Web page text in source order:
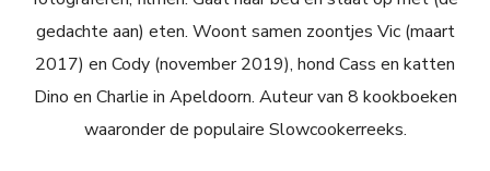
gedachte aan) eten. Woont samen zoontjes Vic (maart
2017) en Cody (november 2019), hond Cass en katten
Dino en Charlie in Apeldoorn. Auteur van 8 kookboeken
waaronder de populaire Slowcookerreeks.